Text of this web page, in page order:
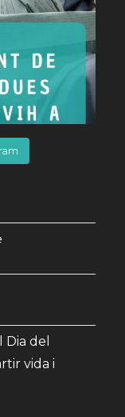
del
vida i